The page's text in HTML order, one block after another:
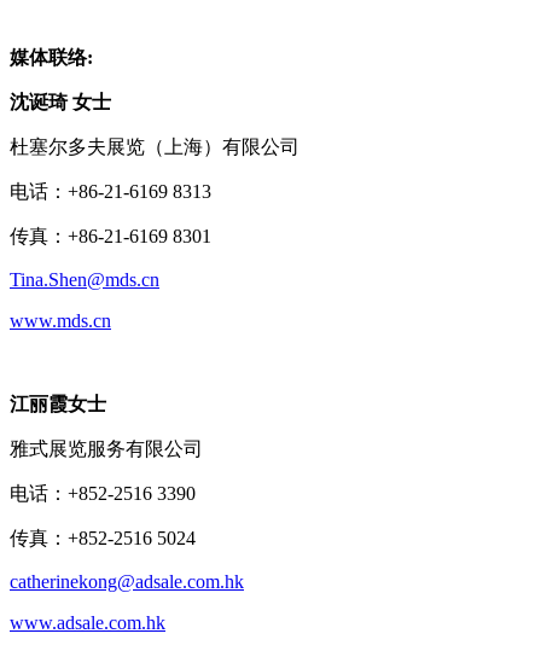
媒体联络:
沈诞琦 女士
杜塞尔多夫展览（上海）有限公司
电话：+86-21-6169 8313
传真：+86-21-6169 8301
Tina.Shen@mds.cn
www.mds.cn
江丽霞女士
雅式展览服务有限公司
电话：+852-2516 3390
传真：+852-2516 5024
catherinekong@adsale.com.hk
www.adsale.com.hk